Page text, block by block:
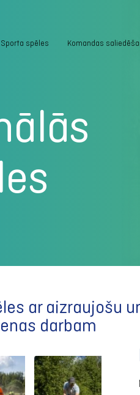
Sporta spēles Komandas
ar aizraujošu
darbam